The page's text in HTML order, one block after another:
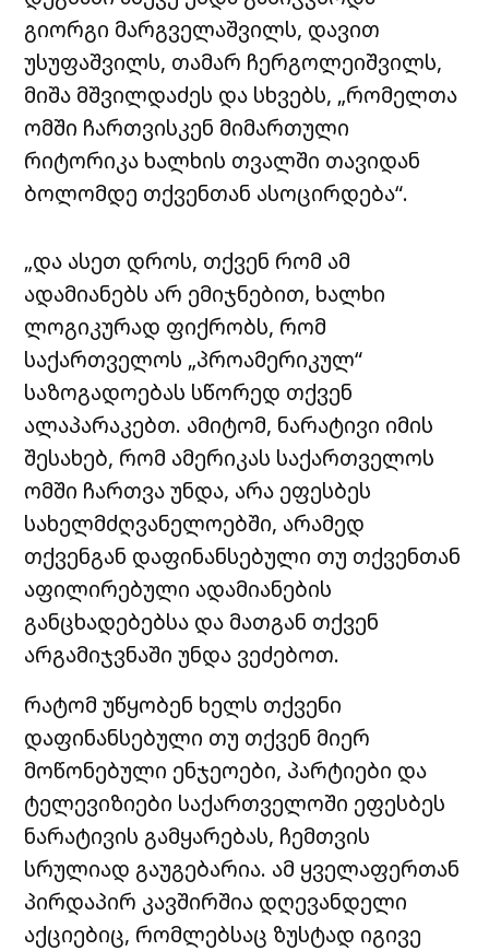
გიორგი მარგველაშვილს, დავით
უსუფაშვილს, თამარ ჩერგოლეიშვილს,
მიშა მშვილდაძეს და სხვებს, „რომელთა
ომში ჩართვისკენ მიმართული
რიტორიკა ხალხის თვალში თავიდან
ბოლომდე თქვენთან ასოცირდება“.
„და ასეთ დროს, თქვენ რომ ამ
ადამიანებს არ ემიჯნებით, ხალხი
ლოგიკურად ფიქრობს, რომ
საქართველოს „პროამერიკულ“
საზოგადოებას სწორედ თქვენ
ალაპარაკებთ. ამიტომ, ნარატივი იმის
შესახებ, რომ ამერიკას საქართველოს
ომში ჩართვა უნდა, არა ეფესბეს
სახელმძღვანელოებში, არამედ
თქვენგან დაფინანსებული თუ თქვენთან
აფილირებული ადამიანების
განცხადებებსა და მათგან თქვენ
არგამიჯვნაში უნდა ვეძებოთ.
​რატომ უწყობენ ხელს თქვენი
დაფინანსებული თუ თქვენ მიერ
მოწონებული ენჯეოები, პარტიები და
ტელევიზიები საქართველოში ეფესბეს
ნარატივის გამყარებას, ჩემთვის
სრულიად გაუგებარია. ამ ყველაფერთან
პირდაპირ კავშირშია დღევანდელი
აქციებიც, რომლებსაც ზუსტად იგივე